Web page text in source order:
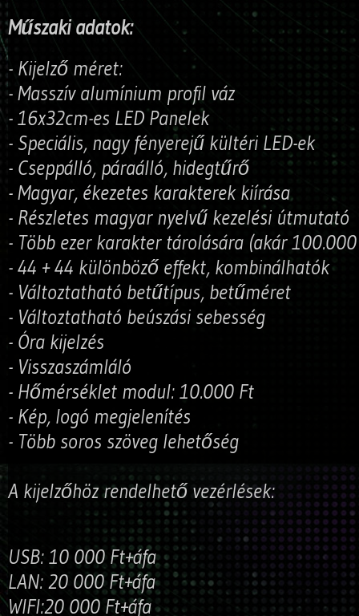
Műszaki adatok:
- Kijelző méret:
- Masszív alumínium profil váz
- 16x32cm-es LED Panelek
- Speciális, nagy fényerejű kültéri LED-ek
- Cseppálló, páraálló, hidegtűrő
- Magyar, ékezetes karakterek kiírása
- Részletes magyar nyelvű kezelési útmutató
- Több ezer karakter tárolására (akár
- 44 + 44 különböző effekt, kombinálhatók
- Változtatható betűtípus, betűméret
- Változtatható beúszási sebesség
- Óra kijelzés
- Visszaszámláló
- Hőmérséklet modul: 10.000 Ft
- Kép, logó megjelenítés
- Több soros szöveg lehetőség
A kijelzőhöz rendelhető vezérlések:
USB: 10 000 Ft+áfa
LAN: 20 000 Ft+áfa
WIFI:20 000 Ft+áfa